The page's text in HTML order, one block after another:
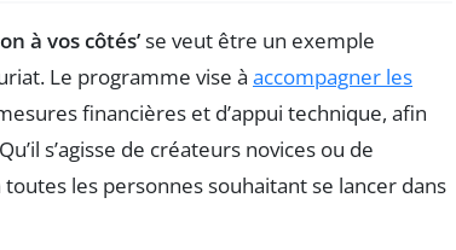
à vos côtés’se veut être un exemple
Le programme vise à accompagner les
financières et d’appui technique, afin
s’agisse de créateurs novices ou de
les personnes souhaitant se lancer dans